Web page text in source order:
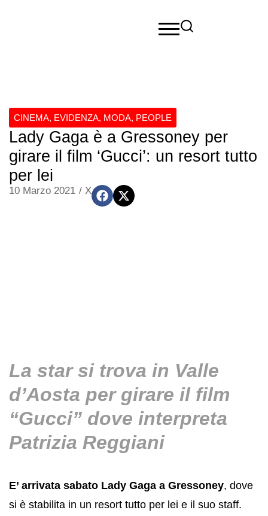
CINEMA, EVIDENZA, MODA, PEOPLE
Lady Gaga è a Gressoney per
girare il film ‘Gucci’: un resort tutto
per lei
10 Marzo 2021 / X
La star si trova in Valle
d’Aosta per girare il film
“Gucci” dove interpreta
Patrizia Reggiani
E’ arrivata sabato Lady Gaga a Gressoney, dove
si è stabilita in un resort tutto per lei e il suo staff.